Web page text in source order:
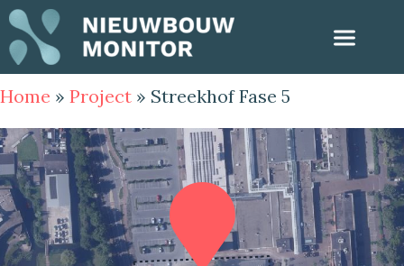
Home » Project » Streekhof Fase 5